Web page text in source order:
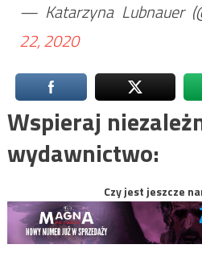
— Katarzyna Lubnauer
22, 2020
Wspieraj
wydawnictwo:
Czy jest jeszcze